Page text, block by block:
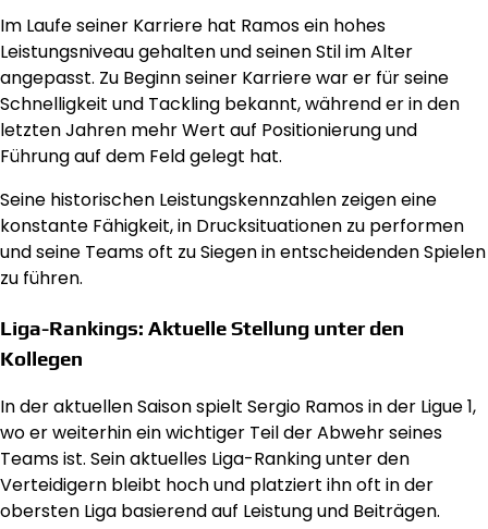
Im Laufe seiner Karriere hat Ramos ein hohes
Leistungsniveau gehalten und seinen Stil im Alter
angepasst. Zu Beginn seiner Karriere war er für seine
Schnelligkeit und Tackling bekannt, während er in den
letzten Jahren mehr Wert auf Positionierung und
Führung auf dem Feld gelegt hat.
Seine historischen Leistungskennzahlen zeigen eine
konstante Fähigkeit, in Drucksituationen zu performen
und seine Teams oft zu Siegen in entscheidenden Spielen
zu führen.
Liga-Rankings: Aktuelle Stellung unter den
Kollegen
In der aktuellen Saison spielt Sergio Ramos in der Ligue 1,
wo er weiterhin ein wichtiger Teil der Abwehr seines
Teams ist. Sein aktuelles Liga-Ranking unter den
Verteidigern bleibt hoch und platziert ihn oft in der
obersten Liga basierend auf Leistung und Beiträgen.